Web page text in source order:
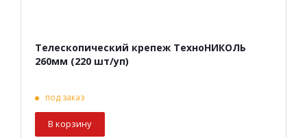
Телескопический крепеж ТехноНИКОЛЬ
260мм (220 шт/уп)
под заказ
В корзину